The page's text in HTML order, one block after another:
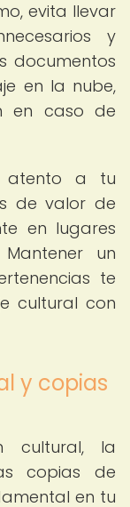
evita llevar
y
documentos
en la nube,
en caso de
atento a tu
de valor de
en lugares
un
te
cultural con
y copias
cultural, la
copias de
en tu